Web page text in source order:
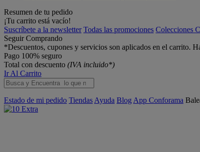
Resumen de tu pedido
¡Tu carrito está vacío!
Suscríbete a la newsletter Todas las promociones Colecciones
Seguir Comprando
*Descuentos, cupones y servicios son aplicados en el carrito.
Pago 100% seguro
Total con descuento (IVA incluido*)
Ir Al Carrito
Estado de mi pedido Tiendas Ayuda Blog App Conforama